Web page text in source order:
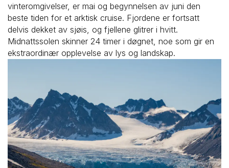
vinteromgivelser, er mai og begynnelsen av juni den
beste tiden for et arktisk cruise. Fjordene er fortsatt
delvis dekket av sjøis, og fjellene glitrer i hvitt.
Midnattssolen skinner 24 timer i døgnet, noe som gir en
ekstraordinær opplevelse av lys og landskap.